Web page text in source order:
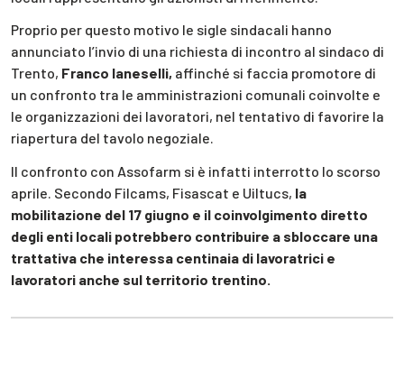
Proprio per questo motivo le sigle sindacali hanno
annunciato l’invio di una richiesta di incontro al sindaco di
Trento, Franco Ianeselli, affinché si faccia promotore di
un confronto tra le amministrazioni comunali coinvolte e
le organizzazioni dei lavoratori, nel tentativo di favorire la
riapertura del tavolo negoziale.
Il confronto con Assofarm si è infatti interrotto lo scorso
aprile. Secondo Filcams, Fisascat e Uiltucs, la
mobilitazione del 17 giugno e il coinvolgimento diretto
degli enti locali potrebbero contribuire a sbloccare una
trattativa che interessa centinaia di lavoratrici e
lavoratori anche sul territorio trentino.